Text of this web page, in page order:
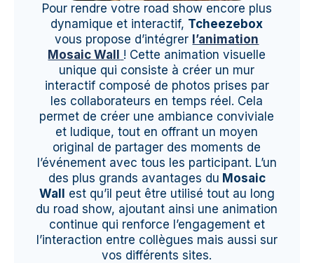
Pour rendre votre road show encore plus
dynamique et interactif, Tcheezebox
vous propose d’intégrer l’animation
Mosaic Wall ! Cette animation visuelle
unique qui consiste à créer un mur
interactif composé de photos prises par
les collaborateurs en temps réel. Cela
permet de créer une ambiance conviviale
et ludique, tout en offrant un moyen
original de partager des moments de
l’événement avec tous les participant. L’un
des plus grands avantages du Mosaic
Wall est qu’il peut être utilisé tout au long
du road show, ajoutant ainsi une animation
continue qui renforce l’engagement et
l’interaction entre collègues mais aussi sur
vos différents sites.